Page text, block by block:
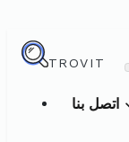
TROVIT